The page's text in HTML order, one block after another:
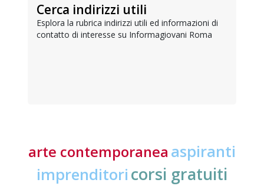
Cerca indirizzi utili
Esplora la rubrica indirizzi utili ed informazioni di
contatto di interesse su Informagiovani Roma
arte contemporanea aspiranti
imprenditori corsi gratuiti